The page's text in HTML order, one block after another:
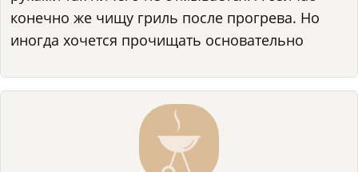
конечно же чищу гриль после прогрева. Но
иногда хочется прочищать основательно